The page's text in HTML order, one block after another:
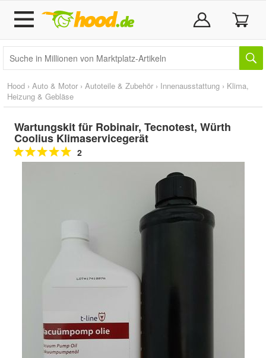
Hood › Auto & Motor › Autoteile & Zubehör › Innenausstattung › Klima,
Heizung & Gebläse
Wartungskit für Robinair, Tecnotest, Würth
Coolius Klimaservicegerät
2